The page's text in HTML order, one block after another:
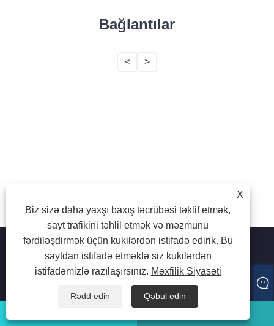
Bağlantılar
< >
X
Biz sizə daha yaxşı baxış təcrübəsi təklif etmək,
sayt trafikini təhlil etmək və məzmunu
fərdiləşdirmək üçün kukilərdən istifadə edirik. Bu
saytdan istifadə etməklə siz kukilərdən
istifadəmizlə razılaşırsınız. Məxfilik Siyasəti
Rədd edin
Qəbul edin
Müəllif hüquqları © 2024 Guangzhou Deport Comsen Ticarət
Co, Ltd. Bütün hüquqlar qorunur.